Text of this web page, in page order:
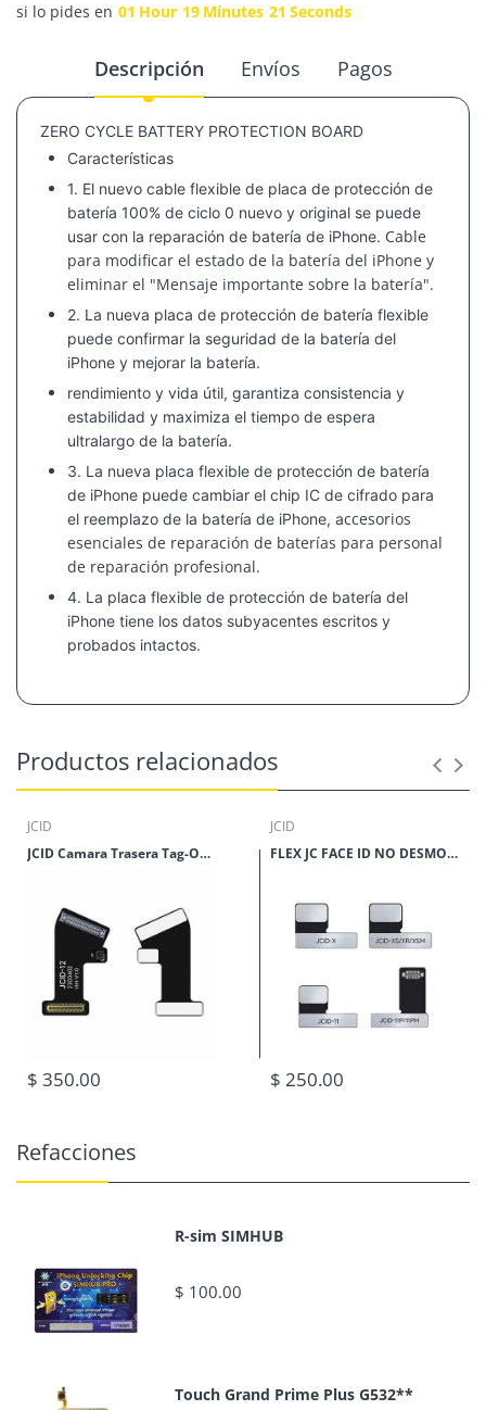
si lo pides en 01 Hour 19 Minutes 21 Seconds
Descripción Envíos Pagos
ZERO CYCLE BATTERY PROTECTION BOARD
Características
1. El nuevo cable flexible de placa de protección de
batería 100% de ciclo 0 nuevo y original se puede
usar con la reparación de batería de iPhone. Cable
para modificar el estado de la batería del iPhone y
eliminar el "Mensaje importante sobre la batería".
2. La nueva placa de protección de batería flexible
puede confirmar la seguridad de la batería del
iPhone y mejorar la batería.
rendimiento y vida útil, garantiza consistencia y
estabilidad y maximiza el tiempo de espera
ultralargo de la batería.
3. La nueva placa flexible de protección de batería
de iPhone puede cambiar el chip IC de cifrado para
el reemplazo de la batería de iPhone, accesorios
esenciales de reparación de baterías para personal
de reparación profesional.
4. La placa flexible de protección de batería del
iPhone tiene los datos subyacentes escritos y
probados intactos.
batería 100% de ciclo 0 nuevo y original se puede
2. La nueva placa de protección de batería flexible
rendimiento y vida útil, garantiza consistencia y
estabilidad y maximiza el tiempo de espera
ultralargo de la batería.
3. La nueva placa flexible de protección de batería
de iPhone puede cambiar el chip IC de cifrado para
el reemplazo de la batería de iPhone, a
4. La placa flexible de protección de batería del
Productos relacionados
JCID
JCID Camara Trasera Tag-On Reparación FPC
$ 350.00
JCID
FLEX JC FACE ID NO DESMONTABLE
$ 250.00
Refacciones
R-sim SIMHUB
$ 100.00
Touch Grand Prime Plus G532**